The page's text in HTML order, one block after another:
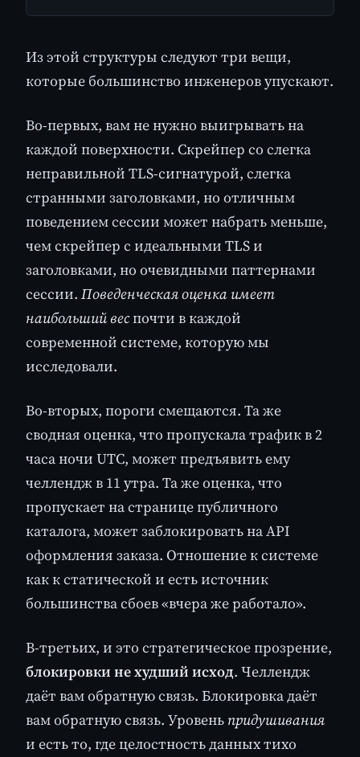
Из этой структуры следуют три вещи,
которые большинство инженеров упускают.
Во-первых, вам не нужно выигрывать на
каждой поверхности. Скрейпер со слегка
неправильной TLS-сигнатурой, слегка
странными заголовками, но отличным
поведением сессии может набрать меньше,
чем скрейпер с идеальными TLS и
заголовками, но очевидными паттернами
сессии. Поведенческая оценка имеет
наибольший веспочти в каждой
современной системе, которую мы
исследовали.
Во-вторых, пороги смещаются. Та же
сводная оценка, что пропускала трафик в 2
часа ночи UTC, может предъявить ему
челлендж в 11 утра. Та же оценка, что
пропускает на странице публичного
каталога, может заблокировать на API
оформления заказа. Отношение к системе
как к статической и есть источник
большинства сбоев «вчера же работало».
В-третьих, и это стратегическое прозрение,
блокировки не худший исход. Челлендж
даёт вам обратную связь. Блокировка даёт
вам обратную связь. Уровень придушивания
и есть то, где целостность данных тихо